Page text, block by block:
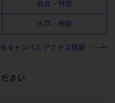
各キャンパス アクセス情報
仙台・特設
水戸・特設
さい